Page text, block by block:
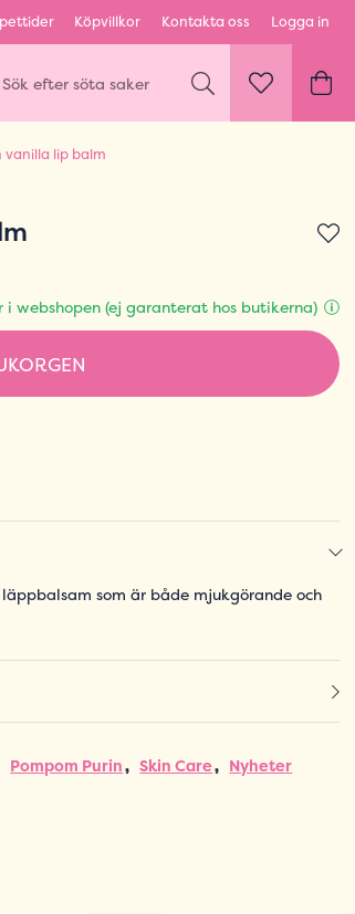
Köpvillkor Kontakta oss Logga in
& Outfits Karaktärer & fandom
lip balm
i webshopen (ej garanterat hos butikerna)
som är både mjukgörande och
Pompom Purin Skin Care Nyheter